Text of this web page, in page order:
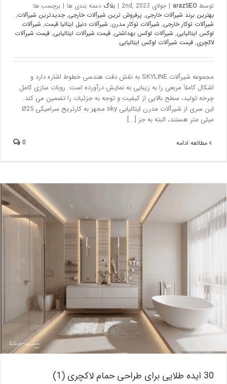
توسطarazSEO
| جولای 2nd, 2023 | بلاگدسته بندی ها
برچسب ها:
بهترین برند شیرآلات خارجی,پرفروش ترین شیرآلات خارجی,جدیدترین شیرآلات,
شیرآلات توکار خارجی,شیرآلات توکار مدرن,شیرآلات دنیل ایتالیا قیمت,شیرآلات
لوکس ایتالیایی,شیرآلات لوکس بهداشتی,قیمت شیرآلات ایتالیایی,قیمت شیرآلات
لاکچری,قیمت شیرآلات لوکس ایتالیایی
مجموعه شیرآلات SKYLINE به نقش دقت هندسی خطوط اشاره دارد و
اشکال کاملاً مربعی را به زیبایی به نمایش درآورده است. روبات سازی کامل
چرخه تولید، سطح بالایی از کیفیت و توجه به جزئیات را تضمین می کند.
این سری از شیرآلات مدرن ایتالیایی sky مجهز به کارتریج سرامیکی Ø25
میلی متر هستند، البته به جز [...]
مطالعه ادامه
بلاگ